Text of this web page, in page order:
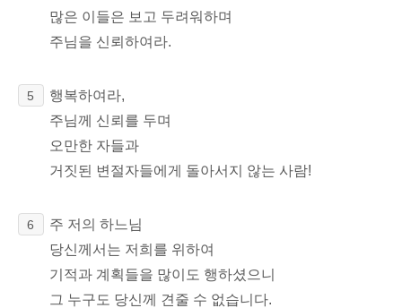
많은 이들은 보고 두려워하며
주님을 신뢰하여라.
5
행복하여라,
주님께 신뢰를 두며
오만한 자들과
거짓된 변절자들에게 돌아서지 않는 사람!
6
주 저의 하느님
당신께서는 저희를 위하여
기적과 계획들을 많이도 행하셨으니
그 누구도 당신께 견줄 수 없습니다.